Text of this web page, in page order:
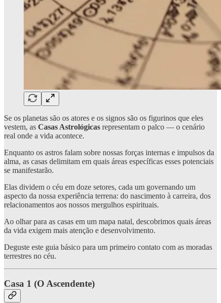
Se os planetas são os atores e os signos são os figurinos que eles
vestem, as Casas Astrológicas representam o palco — o cenário
real onde a vida acontece.
Enquanto os astros falam sobre nossas forças internas e impulsos da
alma, as casas delimitam em quais áreas específicas esses potenciais
se manifestarão.
Elas dividem o céu em doze setores, cada um governando um
aspecto da nossa experiência terrena: do nascimento à carreira, dos
relacionamentos aos nossos mergulhos espirituais.
Ao olhar para as casas em um mapa natal, descobrimos quais áreas
da vida exigem mais atenção e desenvolvimento.
Deguste este guia básico para um primeiro contato com as moradas
terrestres no céu.
Casa 1 (O Ascendente)